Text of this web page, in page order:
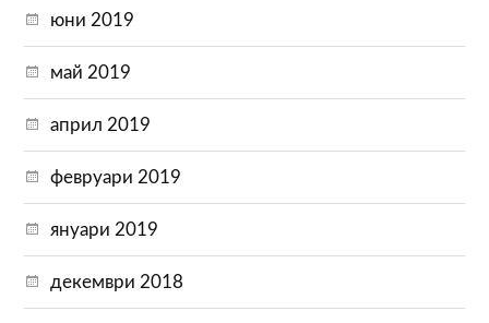
юни 2019
май 2019
април 2019
февруари 2019
януари 2019
декември 2018